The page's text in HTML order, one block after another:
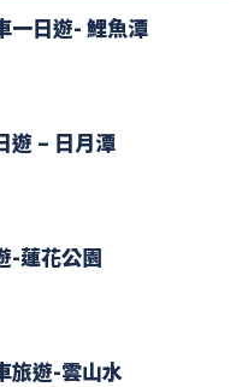
一日遊- 鯉魚潭
遊 – 日月潭
-蓮花公園
旅遊-雲山水